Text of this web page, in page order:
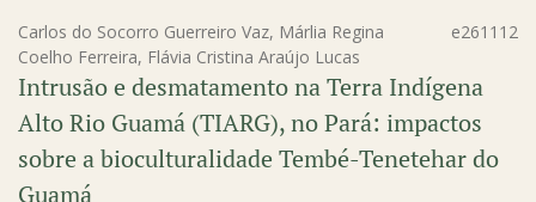
Carlos do Socorro Guerreiro Vaz, Márlia Regina
Coelho Ferreira, Flávia Cristina Araújo Lucas
e261112
Intrusão e desmatamento na Terra Indígena
Alto Rio Guamá (TIARG), no Pará: impactos
sobre a bioculturalidade Tembé-Tenetehar do
Guamá